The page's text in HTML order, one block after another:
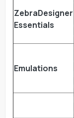
ZebraDesigner
Essentials
Emulations